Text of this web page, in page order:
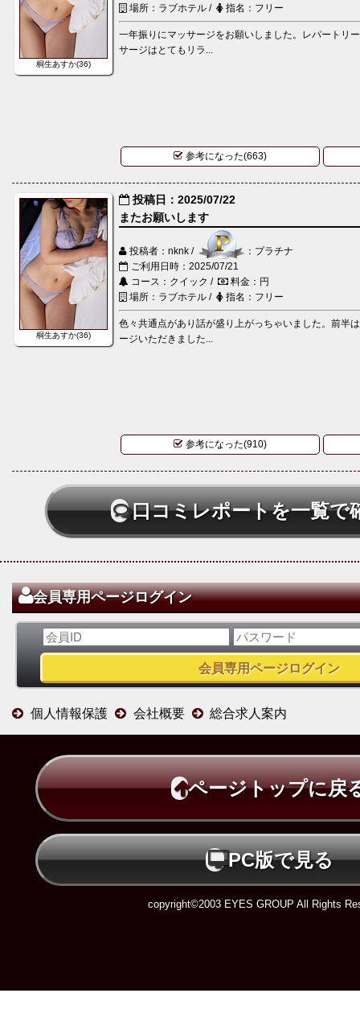
桐生あすか(36)
場所：ラブホテル / 指名：フリー
一年振りにマッサージをお願いしました。レパートリ
サージはとてもリラ...
参考になった(663)
桐生あすか(36)
投稿日：2025/07/22
またお願いします
投稿者：nknk /
：プラチナ
ご利用日時：2025/07/21
コース：クイック /
料金：円
場所：ラブホテル /
指名：フリー
色々共通点があり話が盛り上がっちゃいました。前半
ージいただきました...
参考になった(910)
口コミレポートを一覧で
会員専用ページログイン
個人情報保護 会社概要 総合求人案内
ページトップに戻
PC版で見る
copyright©2003 EYES GROUP All Rights